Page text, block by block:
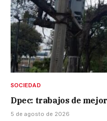
SOCIEDAD
Dpec: trabajos de
5 de agosto de 2026